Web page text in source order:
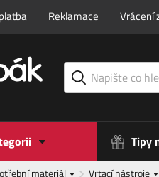
Reklamace Vrácení
Tipy
materiál Vrtací nástroje